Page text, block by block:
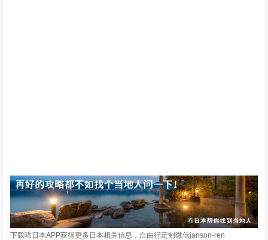
下载喵日本APP获得更多日本相关信息，自由行定制微信janson-ren